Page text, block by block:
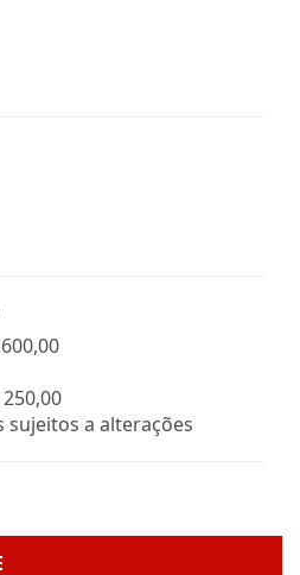
250,00
sujeitos a alterações